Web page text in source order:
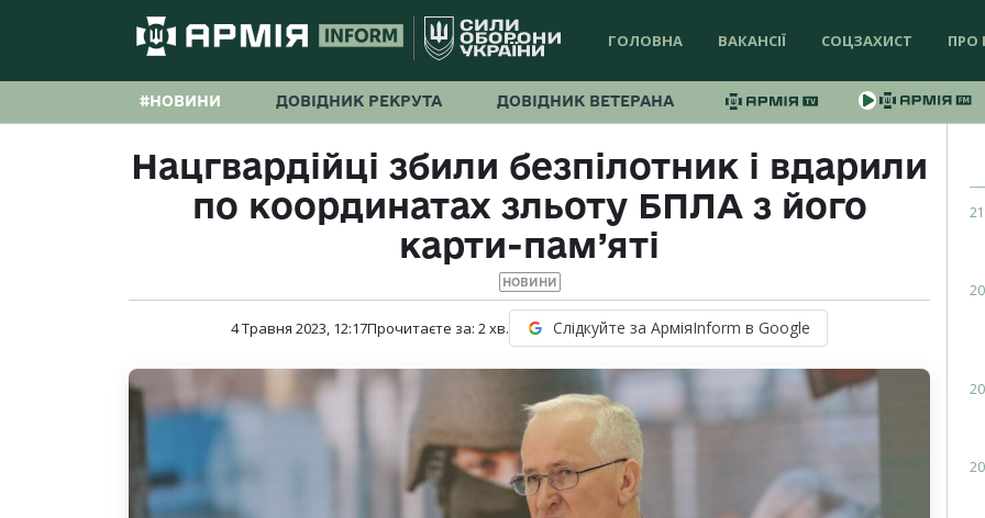
ГОЛОВНА ВАКАНСІЇ СОЦЗАХИСТ ПРО
#НОВИНИ ДОВІДНИК РЕКРУТА ДОВІДНИК ВЕТЕРАНА
Нацгвардійці збили безпілотник і вдарили
по координатах зльоту БПЛА з його
карти-пам’яті
НОВИНИ
4 Травня 2023, 12:17Прочитаєте за: 2хв. Слідкуйте за АрміяInform в Google